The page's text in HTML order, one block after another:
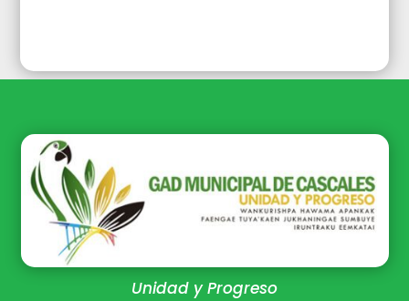
Unidad y Progreso